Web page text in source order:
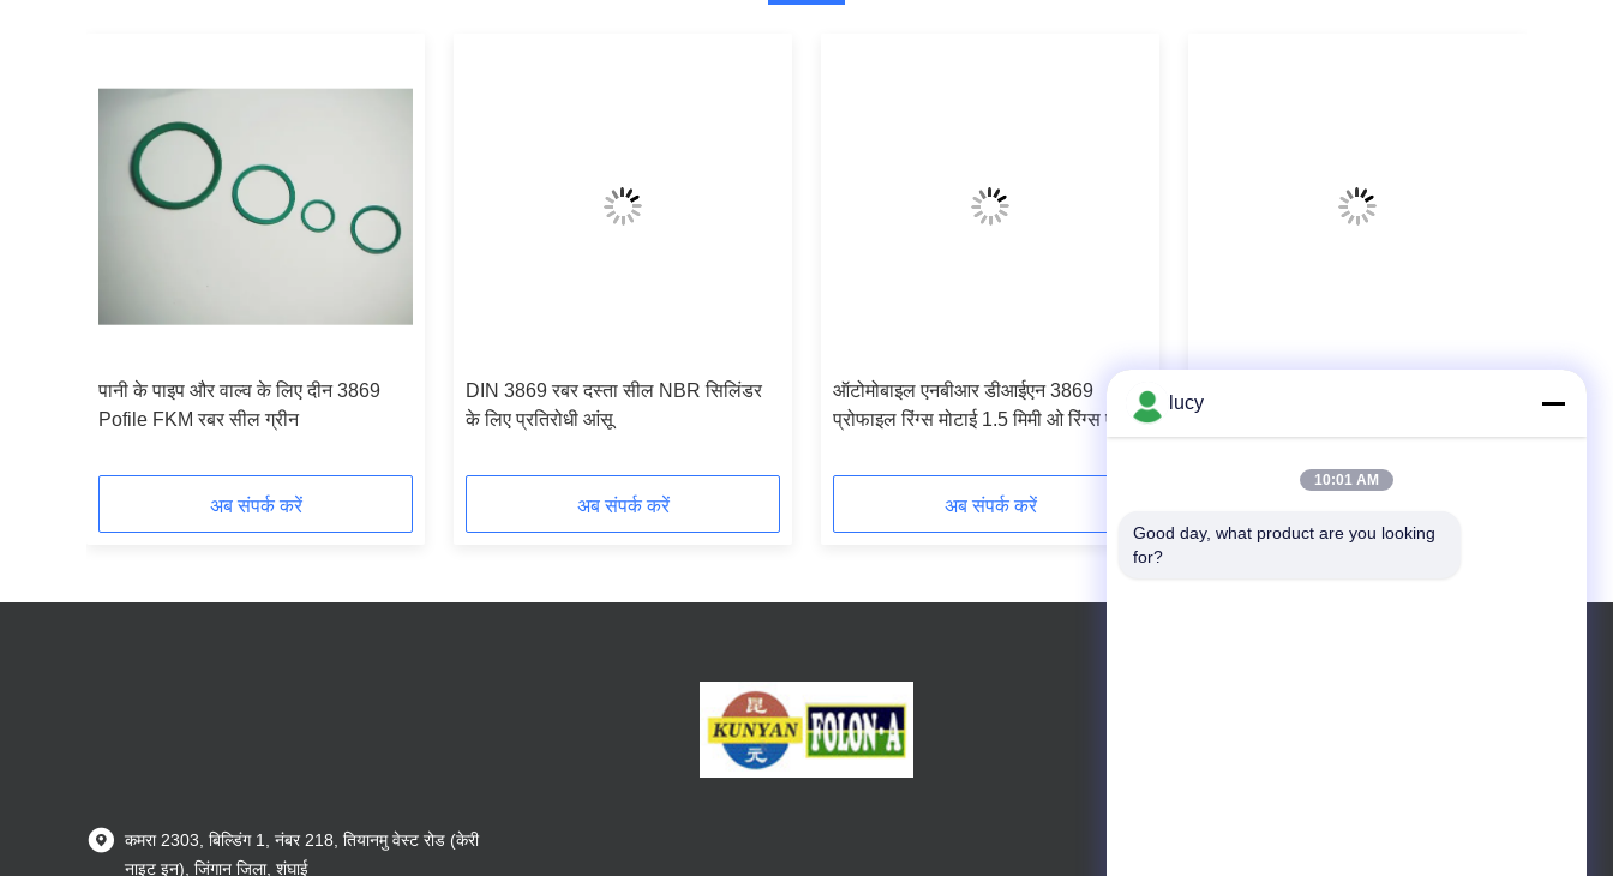
पानी के पाइप और वाल्व के लिए दीन 3869
Pofile FKM रबर सील ग्रीन
अब संपर्क करें
DIN 3869 रबर दस्ता सील NBR सिलिंडर
के लिए प्रतिरोधी आंसू
अब संपर्क करें
ऑटोमोबाइल एनबीआर डीआईएन 3869
प्रोफाइल रिंग्स मोटाई 1.5 मिमी ओ रिंग्स एंटी
अब संपर्क करें
कमरा 2303, बिल्डिंग 1, नंबर 218, तियानमु वेस्ट रोड (केरी
नाइट इन), जिंगान जिला, शंघाई
lucy
10:01 AM
Good day, what product are you looking
for?